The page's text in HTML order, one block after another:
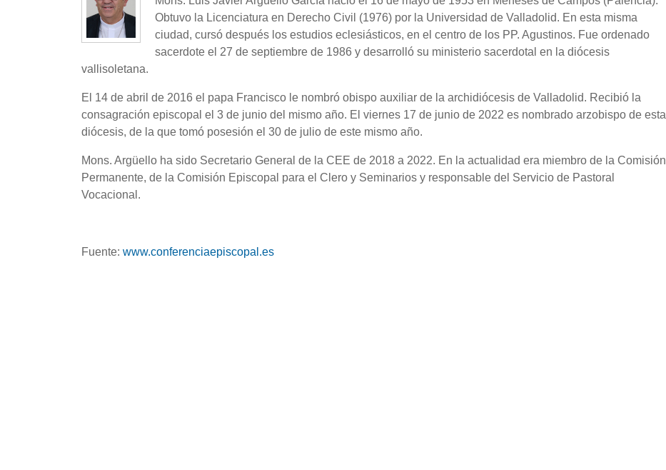
Obtuvo la Licenciatura en Derecho Civil (1976) por la Universidad de Valladolid. En esta misma
ciudad, cursó después los estudios eclesiásticos, en el centro de los PP. Agustinos. Fue ordenado
sacerdote el 27 de septiembre de 1986 y desarrolló su ministerio sacerdotal en la diócesis
vallisoletana.
El 14 de abril de 2016 el papa Francisco le nombró obispo auxiliar de la archidiócesis de Valladolid. Recibió la
consagración episcopal el 3 de junio del mismo año. El viernes 17 de junio de 2022 es nombrado arzobispo de esta
diócesis, de la que tomó posesión el 30 de julio de este mismo año.
Mons. Argüello ha sido Secretario General de la CEE de 2018 a 2022. En la actualidad era miembro de la Comisión
Permanente, de la Comisión Episcopal para el Clero y Seminarios y responsable del Servicio de Pastoral
Vocacional.
Fuente: www.conferenciaepiscopal.es